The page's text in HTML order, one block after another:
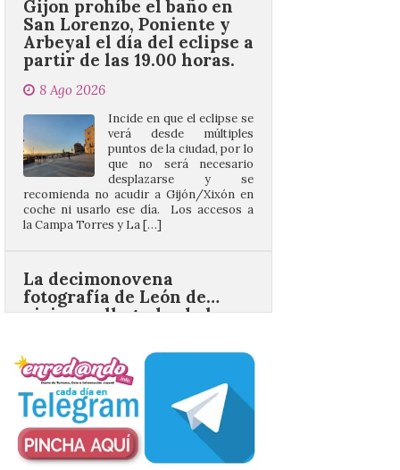
partir de las 19.00 horas.
8 Ago 2026
Incide en que el eclipse se
que no será necesario
desplazarse y se
recomienda no acudir a Gijón/Xixón en
coche ni usarlo ese día. Los accesos a
la Campa Torres y La […]
La decimonovena
plaza de Oriente en
Madrid
Nueva edición de León
de…viaje. Una iniciativa
organizado por la sección
juvenil de la Asociación
Enróllate, la Asociación
Conceyu País Llionés y el Diario de
Turismo, Ocio e Información para
jóvenes “Enredando.info”. Pilar Aller Aller